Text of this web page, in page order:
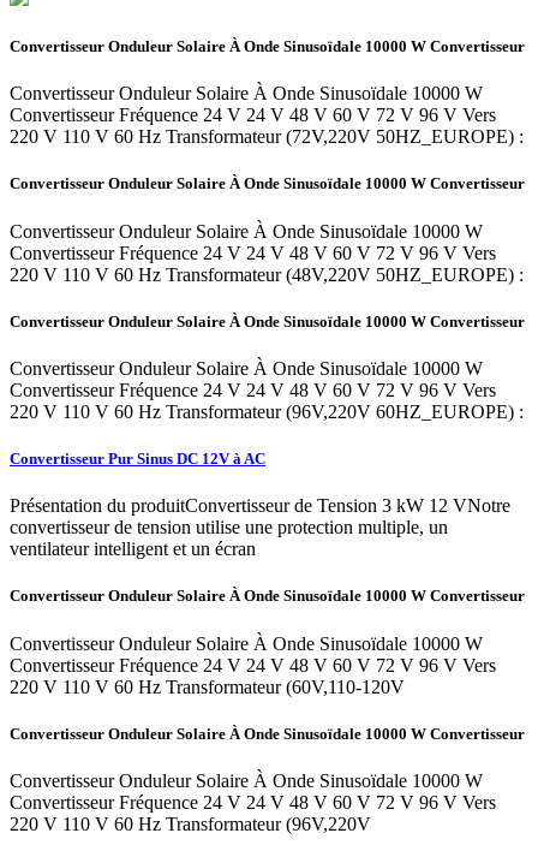
Convertisseur Onduleur Solaire À Onde Sinusoïdale 10000 W Convertisseur
Convertisseur Onduleur Solaire À Onde Sinusoïdale 10000 W
Convertisseur Fréquence 24 V 24 V 48 V 60 V 72 V 96 V Vers
220 V 110 V 60 Hz Transformateur (72V,220V 50HZ_EUROPE) :
Convertisseur Onduleur Solaire À Onde Sinusoïdale 10000 W Convertisseur
Convertisseur Onduleur Solaire À Onde Sinusoïdale 10000 W
Convertisseur Fréquence 24 V 24 V 48 V 60 V 72 V 96 V Vers
220 V 110 V 60 Hz Transformateur (48V,220V 50HZ_EUROPE) :
Convertisseur Onduleur Solaire À Onde Sinusoïdale 10000 W Convertisseur
Convertisseur Onduleur Solaire À Onde Sinusoïdale 10000 W
Convertisseur Fréquence 24 V 24 V 48 V 60 V 72 V 96 V Vers
220 V 110 V 60 Hz Transformateur (96V,220V 60HZ_EUROPE) :
Convertisseur Pur Sinus DC 12V à AC
Présentation du produitConvertisseur de Tension 3 kW 12 VNotre
convertisseur de tension utilise une protection multiple, un
ventilateur intelligent et un écran
Convertisseur Onduleur Solaire À Onde Sinusoïdale 10000 W Convertisseur
Convertisseur Onduleur Solaire À Onde Sinusoïdale 10000 W
Convertisseur Fréquence 24 V 24 V 48 V 60 V 72 V 96 V Vers
220 V 110 V 60 Hz Transformateur (60V,110-120V
Convertisseur Onduleur Solaire À Onde Sinusoïdale 10000 W Convertisseur
Convertisseur Onduleur Solaire À Onde Sinusoïdale 10000 W
Convertisseur Fréquence 24 V 24 V 48 V 60 V 72 V 96 V Vers
220 V 110 V 60 Hz Transformateur (96V,220V